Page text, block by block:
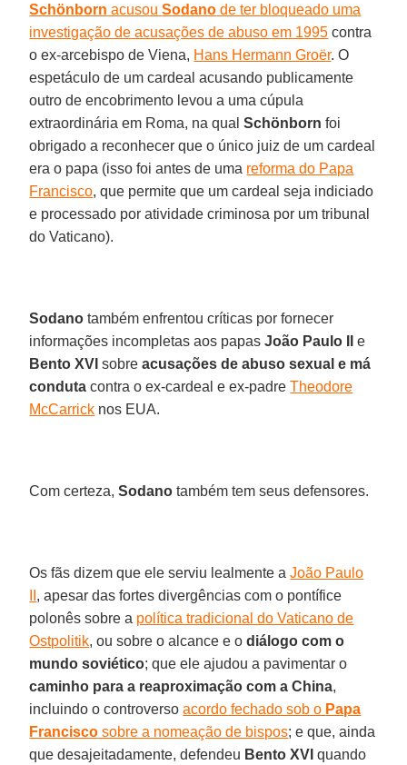
Schönborn acusouSodano de ter bloqueado uma
investigação de acusações de abuso em 1995 contra
o ex-arcebispo de Viena, Hans Hermann Groër. O
espetáculo de um cardeal acusando publicamente
outro de encobrimento levou a uma cúpula
extraordinária em Roma, na qualSchönborn foi
obrigado a reconhecer que o único juiz de um cardeal
era o papa (isso foi antes de uma reforma do Papa
Francisco, que permite que um cardeal seja indiciado
e processado por atividade criminosa por um tribunal
do Vaticano).
Sodano também enfrentou críticas por fornecer
informações incompletas aos papasJoão Paulo II
e
Bento XVI sobreacusações de abuso sexual e má
conduta contra o ex-cardeal e ex-padreTheodore
McCarrick nos EUA.
Com certeza,Sodano também tem seus defensores.
Os fãs dizem que ele serviu lealmente aJoão Paulo
, apesar das fortes divergências com o pontífice
polonês sobre a política tradicional do Vaticano de
Ostpolitik, ou sobre o alcance e odiálogo com o
mundo soviético; que ele ajudou a pavimentar o
caminho para a reaproximação com a China,
incluindo o controversoacordo fechado sob o Papa
Francisco sobre a nomeação de bispos; e que, ainda
que desajeitadamente, defendeu Bento XVI quando